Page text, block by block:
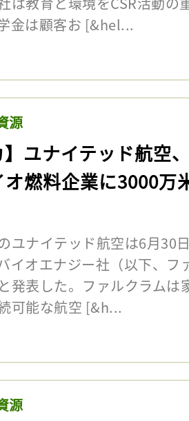
金は顧客お [&hel...
源
】ユナイテッド航空
燃料企業に3000万
ユナイテッド航空は6月30
イオエナジー社（以下、フ
発表した。ファルクラムは
可能な航空 [&h...
源